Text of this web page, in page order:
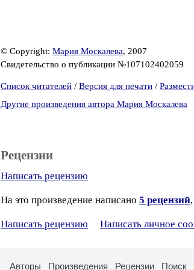
© Copyright: Мария Москалева, 2007
Свидетельство о публикации №107102402059
Список читателей / Версия для печати /
Другие произведения автора Мария Москалева
Рецензии
Написать рецензию
На это произведение написано 5 рецензий
Написать рецензию Написать личное
Авторы Произведения Рецензии Поиск